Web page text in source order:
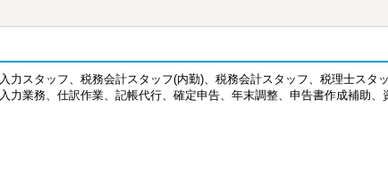
入力スタッフ、税務会計スタッフ(内勤)、税務会計スタッフ、税理士スタ
入力業務、仕訳作業、記帳代行、確定申告、年末調整、申告書作成補助